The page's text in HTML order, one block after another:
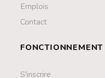
Emplois
Contact
FONCTIONNEMENT
S'inscrire